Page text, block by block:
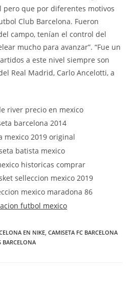
pero que por diferentes motivos
Club Barcelona. Fueron
campo, tenían el control del
mucho para avanzar”. “Fue un
a este nivel siempre son
Real Madrid, Carlo Ancelotti, a
EN NIKE CAMISETA FC BARCELONA
BARCELONA